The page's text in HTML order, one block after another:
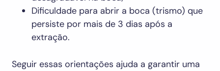
Dificuldade para abrir a boca (trismo) que
persiste por mais de 3 dias após a
extração.
Seguir essas orientações ajuda a garantir uma